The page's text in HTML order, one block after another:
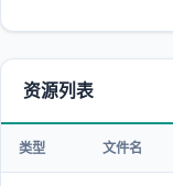
资源列表
类型 文件名